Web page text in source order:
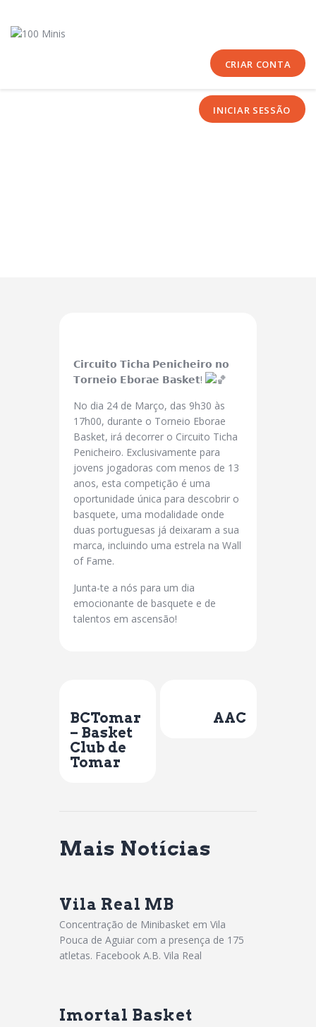
CRIAR CONTA
INICIAR SESSÃO
Sobre Nós
𝗖𝗶𝗿𝗰𝘂𝗶𝘁𝗼 𝗧𝗶𝗰𝗵𝗮 𝗣𝗲𝗻𝗶𝗰𝗵𝗲𝗶𝗿𝗼 𝗻𝗼
𝗧𝗼𝗿𝗻𝗲𝗶𝗼 𝗘𝗯𝗼𝗿𝗮𝗲 𝗕𝗮𝘀𝗸𝗲𝘁!
No dia 24 de Março, das 9h30 às
17h00, durante o Torneio Eborae
Basket, irá decorrer o Circuito Ticha
Penicheiro. Exclusivamente para
jovens jogadoras com menos de 13
anos, esta competição é uma
oportunidade única para descobrir o
basquete, uma modalidade onde
duas portuguesas já deixaram a sua
marca, incluindo uma estrela na Wall
of Fame.
Junta-te a nós para um dia
emocionante de basquete e de
talentos em ascensão!
BCTomar
– Basket
Club de
Tomar
AAC
Mais Notícias
Vila Real MB
Concentração de Minibasket em Vila
Pouca de Aguiar com a presença de 175
atletas. Facebook A.B. Vila Real
Imortal Basket